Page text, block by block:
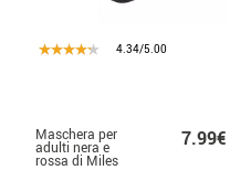
4.34/5.00
Maschera per
adulti nera e
rossa di Miles
7.99€